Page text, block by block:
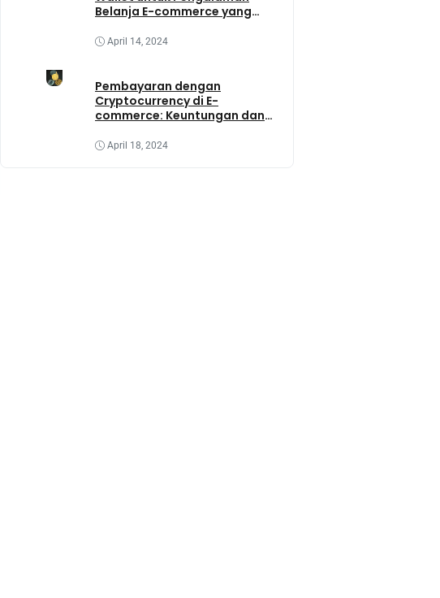
Belanja E-commerce yang
April 14, 2024
Pembayaran dengan
Cryptocurrency di E-
commerce: Keuntungan dan
April 18, 2024